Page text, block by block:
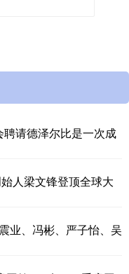
请德泽尔比是一次成
人梁文锋登顶全球大
业、冯彬、严子怡、吴